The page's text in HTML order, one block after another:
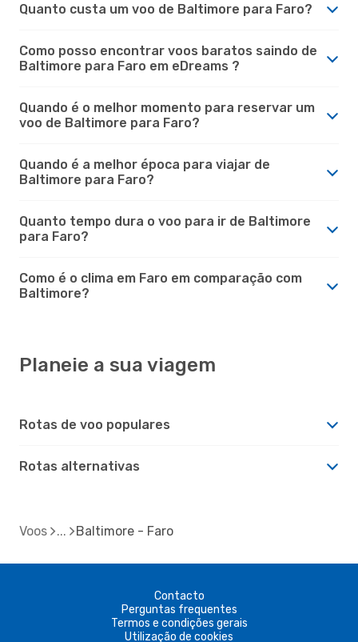
Quanto custa um voo de Baltimore para Faro?
Como posso encontrar voos baratos saindo de
Baltimore para Faro em eDreams ?
Quando é o melhor momento para reservar um
voo de Baltimore para Faro?
Quando é a melhor época para viajar de
Baltimore para Faro?
Quanto tempo dura o voo para ir de Baltimore
para Faro?
Como é o clima em Faro em comparação com
Baltimore?
Planeie a sua viagem
Rotas de voo populares
Rotas alternativas
Voos Baltimore - Faro
Contacto
Perguntas frequentes
Termos e condições gerais
Utilização de cookies